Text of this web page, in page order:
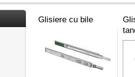
Glisiere cu bile